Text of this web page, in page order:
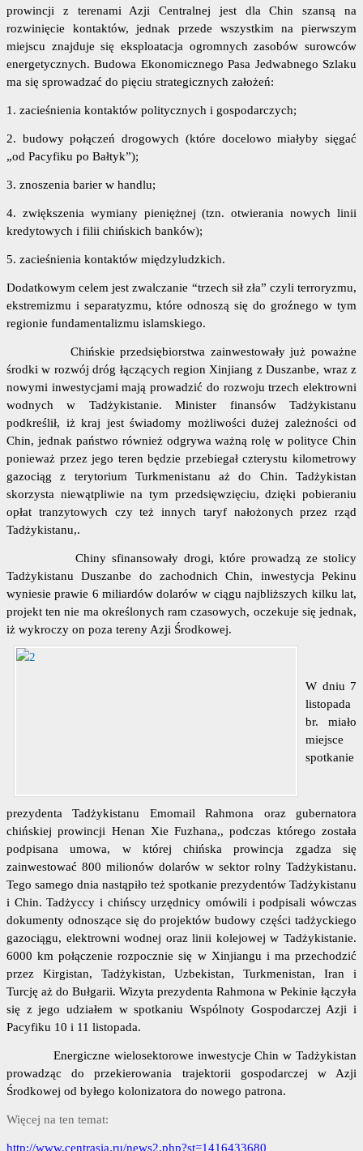
prowincji z terenami Azji Centralnej jest dla Chin szansą na
rozwinięcie kontaktów, jednak przede wszystkim na pierwszym
miejscu znajduje się eksploatacja ogromnych zasobów surowców
energetycznych. Budowa Ekonomicznego Pasa Jedwabnego Szlaku
ma się sprowadzać do pięciu strategicznych założeń:
1. zacieśnienia kontaktów politycznych i gospodarczych;
2. budowy połączeń drogowych (które docelowo miałyby sięgać
„od Pacyfiku po Bałtyk”);
3. znoszenia barier w handlu;
4. zwiększenia wymiany pieniężnej (tzn. otwierania nowych linii
kredytowych i filii chińskich banków);
5. zacieśnienia kontaktów międzyludzkich.
Dodatkowym celem jest zwalczanie “trzech sił zła” czyli terroryzmu,
ekstremizmu i separatyzmu, które odnoszą się do groźnego w tym
regionie fundamentalizmu islamskiego.
Chińskie przedsiębiorstwa zainwestowały już poważne
środki w rozwój dróg łączących region Xinjiang z Duszanbe, wraz z
nowymi inwestycjami mają prowadzić do rozwoju trzech elektrowni
wodnych w Tadżykistanie. Minister finansów Tadżykistanu
podkreślił, iż kraj jest świadomy możliwości dużej zależności od
Chin, jednak państwo również odgrywa ważną rolę w polityce Chin
ponieważ przez jego teren będzie przebiegał czterystu kilometrowy
gazociąg z terytorium Turkmenistanu aż do Chin. Tadżykistan
skorzysta niewątpliwie na tym przedsięwzięciu, dzięki pobieraniu
opłat tranzytowych czy też innych taryf nałożonych przez rząd
Tadżykistanu,.
Chiny sfinansowały drogi, które prowadzą ze stolicy
Tadżykistanu Duszanbe do zachodnich Chin, inwestycja Pekinu
wyniesie prawie 6 miliardów dolarów w ciągu najbliższych kilku lat,
projekt ten nie ma określonych ram czasowych, oczekuje się jednak,
iż wykroczy on poza tereny Azji Środkowej.
W dniu 7
listopada
br. miało
miejsce
spotkanie
prezydenta Tadżykistanu Emomail Rahmona oraz gubernatora
chińskiej prowincji Henan Xie Fuzhana,, podczas którego została
podpisana umowa, w której chińska prowincja zgadza się
zainwestować 800 milionów dolarów w sektor rolny Tadżykistanu.
Tego samego dnia nastąpiło też spotkanie prezydentów Tadżykistanu
i Chin. Tadżyccy i chińscy urzędnicy omówili i podpisali wówczas
dokumenty odnoszące się do projektów budowy części tadżyckiego
gazociągu, elektrowni wodnej oraz linii kolejowej w Tadżykistanie.
6000 km połączenie rozpocznie się w Xinjiangu i ma przechodzić
przez Kirgistan, Tadżykistan, Uzbekistan, Turkmenistan, Iran i
Turcję aż do Bułgarii. Wizyta prezydenta Rahmona w Pekinie łączyła
się z jego udziałem w spotkaniu Wspólnoty Gospodarczej Azji i
Pacyfiku 10 i 11 listopada.
Energiczne wielosektorowe inwestycje Chin w Tadżykistan
prowadząc do przekierowania trajektorii gospodarczej w Azji
Środkowej od byłego kolonizatora do nowego patrona.
Więcej na ten temat:
http://www.centrasia.ru/news2.php?st=1416433680